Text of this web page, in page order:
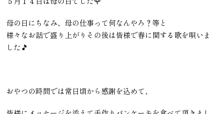
母の日にちなみ、母の仕事って何なんやろ？等と
様々なお話で盛り上がりその後は皆様で春に関する歌を唄いま
した🎵
おやつの時間では常日頃から感謝を込めて、